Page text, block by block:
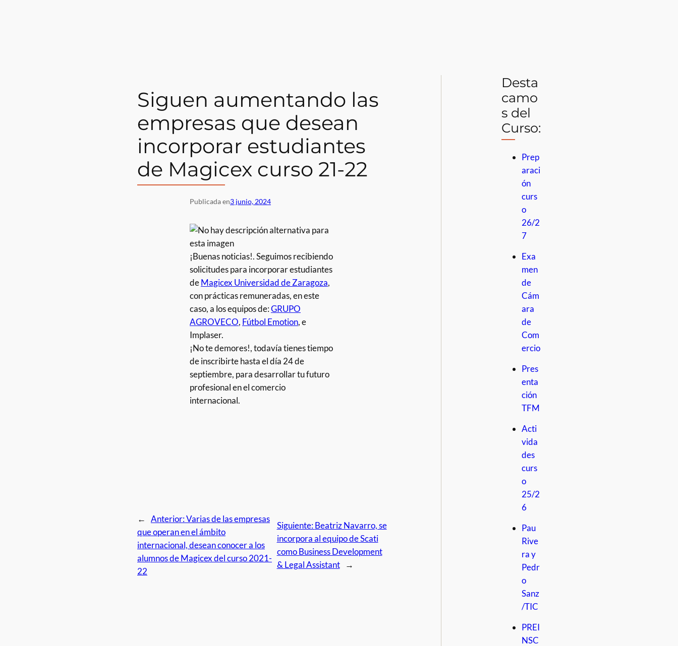
Siguen aumentando las
empresas que desean
incorporar estudiantes
de Magicex curso 21-22
Publicada en3 junio, 2024
¡Buenas noticias!. Seguimos recibiendo
solicitudes para incorporar estudiantes
deMagicex Universidad de Zaragoza,
con prácticas remuneradas, en este
caso, a los equipos de:GRUPO
AGROVECO, Fútbol Emotion, e
Implaser.
¡No te demores!, todavía tienes tiempo
de inscribirte hasta el día 24 de
septiembre, para desarrollar tu futuro
profesional en el comercio
internacional.
← Anterior:Varias de las empresas
que operan en el ámbito
internacional, desean conocer a los
alumnos de Magicex del curso 2021-
22
Siguiente:Beatriz Navarro, se
incorpora al equipo de Scati
como Business Development
& Legal Assistant
→
Desta
camo
s del
Curso:
Prep
araci
ón
curs
o
26/2
7
Exa
men
de
Cám
ara
de
Com
ercio
Pres
enta
ción
TFM
Acti
vida
des
curs
o
25/2
6
Pau
Rive
ra y
Pedr
o
Sanz
/TIC
PREI
NSC